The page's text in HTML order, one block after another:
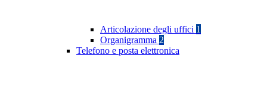
Articolazione degli uffici 1
Organigramma 2
Telefono e posta elettronica